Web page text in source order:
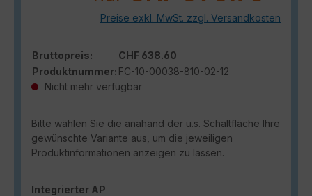
Preise exkl. MwSt. zzgl. Versandkosten
Bruttopreis:
CHF 638.60
Produktnummer: FC-10-00038-810-02-12
Nicht mehr verfügbar
Bitte wählen Sie die anahand der u.s. Schaltfläche Ihre
gewünschte Variante aus, um die jeweiligen
Produktinformationen anzeigen zu lassen.
Integrierter AP